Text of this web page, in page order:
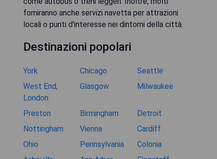
forniranno anche servizi navetta per attrazioni
locali o punti d'interesse nei dintorni della città.
Destinazioni popolari
York Chicago
Seattle
West End,
London
Glasgow Milwaukee
Preston Birmingham
Detroit
Nottingham
Vienna
Cardiff
Ohio
Pennsylvania
Colonia